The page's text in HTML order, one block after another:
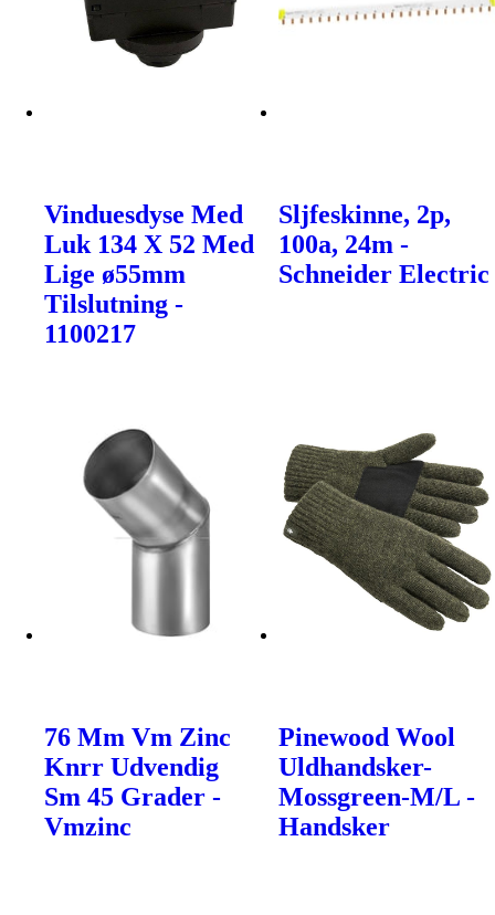
Vinduesdyse Med
Luk 134 X 52 Med
Lige ø55mm
Tilslutning -
1100217
Sljfeskinne, 2p,
100a, 24m -
Schneider Electric
76 Mm Vm Zinc
Knrr Udvendig
Sm 45 Grader -
Vmzinc
Pinewood Wool
Uldhandsker-
Mossgreen-M/L -
Handsker